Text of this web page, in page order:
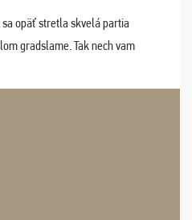
opäť stretla skvelá partia
gradslame. Tak nech vam
vam este veľa ta ...